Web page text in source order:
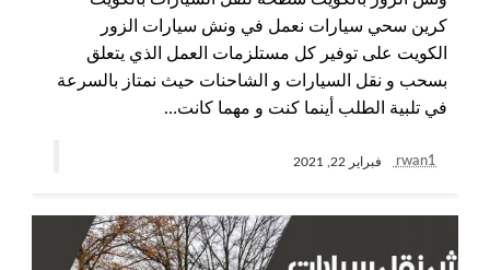
كرين سحي سيارات نعمل في ونش سيارات الزور
الكويت على توفير كل مستلزمات العمل الذي يتعلق
بسحب و نقل السيارات و الشاحنات حيث نمتاز بالسرعة
في تلبية الطلب أينما كنت و مهما كانت…
rwan1 فبراير 22, 2021